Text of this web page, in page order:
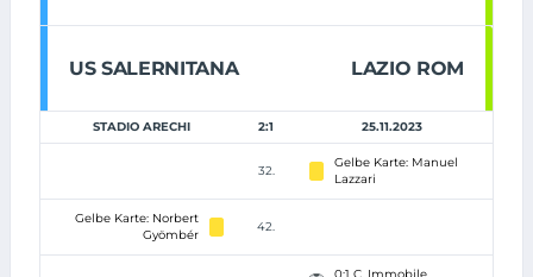
US SALERNITANA LAZIO ROM
STADIO ARECHI 2:1 25.11.2023
32.
Gelbe Karte: Manuel
Lazzari
Gelbe Karte: Norbert
Gyömbér
42.
0:1 C. Immobile